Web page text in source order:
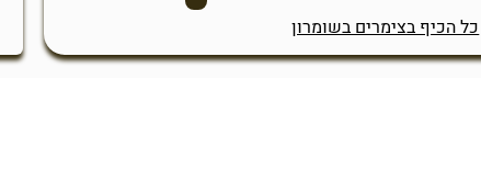
כל הכיף בצימרים בשומרון